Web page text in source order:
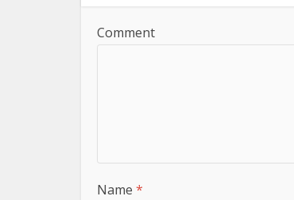
Comment
Name *